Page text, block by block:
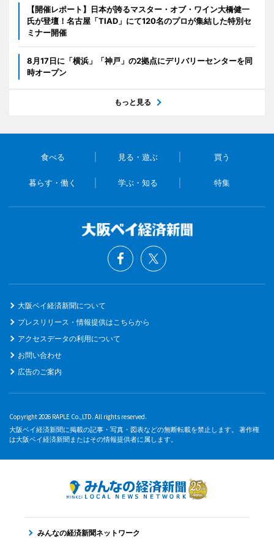
【開催レポート】日本が誇るマスター・オブ・ワイン大橋健一
氏が登壇！名古屋「TIAD」にて120名のプロが集結した特別セ
ミナー開催
8月17日に「横浜」「神戸」の2拠点にデリバリーセンターを同
時オープン
もっと見る
食べる 見る・遊ぶ 買う
暮らす・働く 学ぶ・知る 特集
大阪ベイ経済新聞について
プレスリリース・情報提供はこちらから
アクセスデータの利用について
お問い合わせ
広告のご案内
Copyright 2026 RAPLE Co.,LTD. All rights reserved.
大阪ベイ経済新聞に掲載の記事・写真・図表などの無断転載を禁止します。 著作権
は大阪ベイ経済新聞またはその情報提供者に属します。
みんなの経済新聞ネットワーク